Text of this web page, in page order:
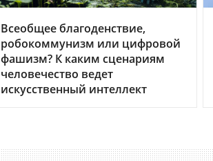
Всеобщее благоденствие,
робокоммунизм или цифровой
фашизм? К каким сценариям
человечество ведет
искусственный интеллект